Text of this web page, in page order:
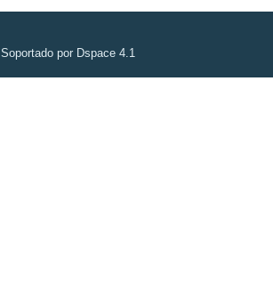
Soportado por Dspace 4.1